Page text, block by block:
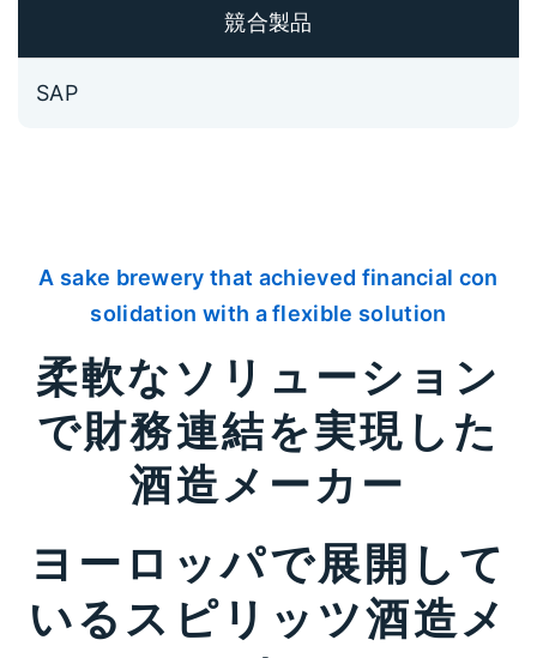
競合製品
SAP
A sake brewery that achieved financial con
solidation with a flexible solution
柔軟なソリューション
で財務連結を実現した
酒造メーカー
ヨーロッパで展開して
いるスピリッツ酒造メ